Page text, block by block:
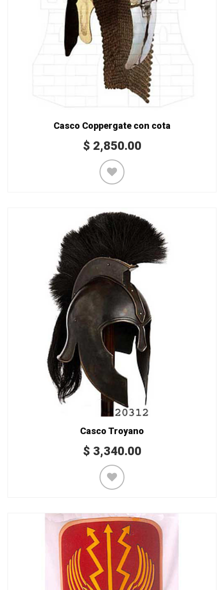
Casco Coppergate con cota
$ 2,850.00
Casco Troyano
$ 3,340.00